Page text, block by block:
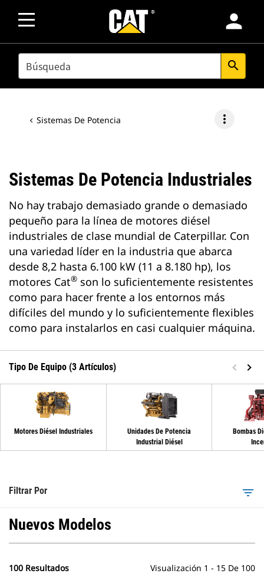
person
SEARCH search
Sistemas De Potencia more_vert
Sistemas De Potencia Industriales
No hay trabajo demasiado grande o demasiado
pequeño para la línea de motores diésel
industriales de clase mundial de Caterpillar. Con
una variedad líder en la industria que abarca
desde 8,2 hasta 6.100 kW (11 a 8.180 hp), los
motores Cat® son lo suficientemente resistentes
como para hacer frente a los entornos más
difíciles del mundo y lo suficientemente flexibles
como para instalarlos en casi cualquier máquina.
Tipo De Equipo (3 Artículos)
Motores Diésel Industriales
Unidades De Potencia
Industrial Diésel
Bombas
Filtrar Por filter_list
Nuevos Modelos
100 Resultados Visualización 1 - 15 De 100